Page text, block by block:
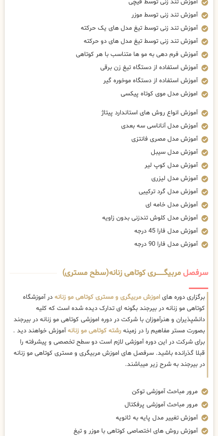
آموزش تند زنی توسط قیچی
آموزش تند زنی توسط موزر
آموزش تند زنی توسط تیغ مدل های یک حرکته
آموزش تند زنی توسط تیغ مدل های دو حرکته
آموزش فرم دهی به مو ها متناسب با هر کوتاهی
آموزش استفاده از دستگاه تیغ زن برقی
آموزش استفاده از دستگاه موخوره گیر
اموزش مدل موی کوتاه پیکسی
آموزش انواع روش های استاندارد پیتاژ
آموزش مدل آناناسی سه بعدی
آموزش مدل مصری فانتزی
آموزش مدل سیبل
آموزش مدل کوپ لیر
آموزش مدل لیزری
آموزش مدل گرد ترکیبی
آموزش مدل خامه ای
آموزش مدل کلوش تندزنی بدون زاویه
آموزش مدل فارا 45 درجه
آموزش مدل فارا 90 درجه
سرفصلمربیگــــــــری کوتاهی زنانه(سطح مستری)
برگزاری دوره های اموزش مربیگری و مستری کوتاهی مو زنانه در آموزشگاه
کوتاهی مو زنانه در بیرجند بگونه ای تدارک دیده شده است که کلیه
دانشپذیران و هنرآموزان با شرکت در دوره اموزشی کوتاهی مو زنانه در بیرجند
بصورت مستر مفاهیم را در زمینه رشته کوتاهی مو زنانهآموزش خواهند دید .
برای شرکت در این دوره آموزشی لازم است دو سطح تخصصی و پیشرفته را
قبلا گذرانده باشید. سرفصل های اموزش مربیگری و مستری کوتاهی مو زنانه
در بیرجند به شرح زیر میباشند.
مرور مباحث آموزشی توکن
مرور مباحث آموزشی پرفکتال
آموزش تغییر مدل پایه به ثانویه
آموزش روش های اختصاصی کوتاهی با موزر و تیغ